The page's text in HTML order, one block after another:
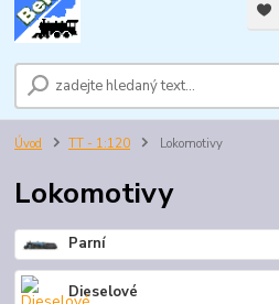
Úvod TT - 1:120 Lokomotivy
Lokomotivy
Parní
Dieselové